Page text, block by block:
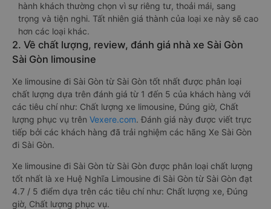
hành khách thường chọn vì sự riêng tư, thoải mái, sang
trọng và tiện nghi. Tất nhiên giá thành của loại xe này sẽ cao
hơn các loại khác.
2. Về chất lượng, review, đánh giá nhà xe Sài Gòn
Sài Gòn limousine
Xe limousine đi Sài Gòn từ Sài Gòn tốt nhất được phân loại
chất lượng dựa trên đánh giá từ 1 đến 5 của khách hàng với
các tiêu chí như: Chất lượng xe limousine, Đúng giờ, Chất
lượng phục vụ trên Vexere.com. Đánh giá này được viết trực
tiếp bởi các khách hàng đã trải nghiệm các hãng Xe Sài Gòn
đi Sài Gòn.
Xe limousine đi Sài Gòn từ Sài Gòn được phân loại chất lượng
tốt nhất là xe Huệ Nghĩa Limousine đi Sài Gòn từ Sài Gòn đạt
4.7 / 5 điểm dựa trên các tiêu chí như: Chất lượng xe, Đúng
giờ, Chất lượng phục vụ.